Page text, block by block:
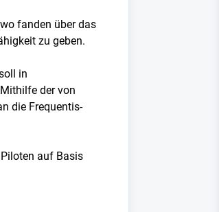
fanden über das
zu geben.
in
der von
die Frequentis-
auf Basis